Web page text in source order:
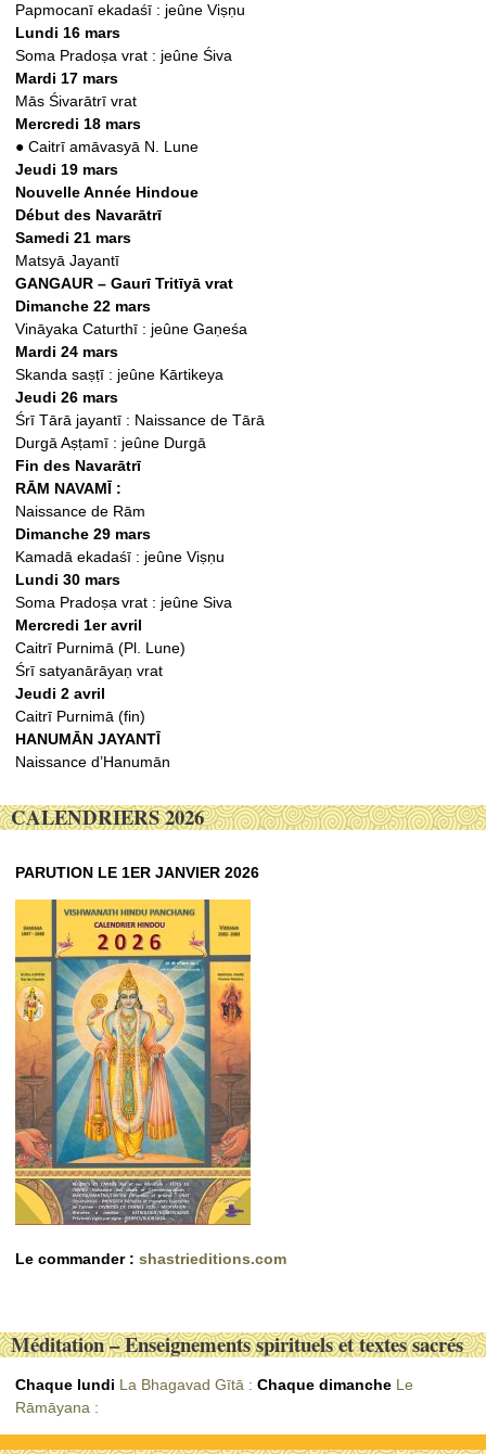
Papmocanī ekadaśī : jeûne Viṣṇu
Lundi 16 mars
Soma Pradoṣa vrat : jeûne Śiva
Mardi 17 mars
Mās Śivarātrī vrat
Mercredi 18 mars
●Caitrī amāvasyā N. Lune
Jeudi 19 mars
Nouvelle Année Hindoue
Début des Navarātrī
Samedi 21 mars
Matsyā Jayantī
GANGAUR – Gaurī Tritīyā vrat
Dimanche 22 mars
Vināyaka Caturthī : jeûne Gaṇeśa
Mardi 24 mars
Skanda saṣṭī : jeûne Kārtikeya
Jeudi 26 mars
Śrī Tārā jayantī : Naissance de Tārā
Durgā Aṣṭamī : jeûne Durgā
Fin des Navarātrī
RĀM NAVAMĪ :
Naissance de Rām
Dimanche 29 mars
Kamadā ekadaśī : jeûne Viṣṇu
Lundi 30 mars
Soma Pradoṣa vrat : jeûne Siva
Mercredi 1er avril
Caitrī Purnimā (Pl. Lune)
Śrī satyanārāyaṇ vrat
Jeudi 2 avril
Caitrī Purnimā (fin)
HANUMĀN JAYANTĪ
Naissance d’Hanumān
CALENDRIERS 2026
PARUTION LE 1ER JANVIER 2026
Le commander :shastrieditions.com
Méditation – Enseignements spirituels et textes sacrés
Chaque lundi La Bhagavad Gītā : Chaque dimanche Le
Rāmāyana :